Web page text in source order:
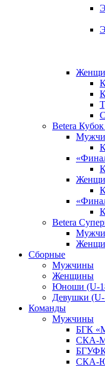
Betera
Betera
Сборные
Мужчины
Женщины
Юноши (U-
Девушки
Команды
Мужчины
БГК
СКА-
СКА-